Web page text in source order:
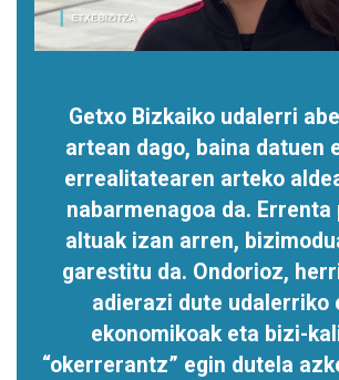
Getxo Bizkaiko udalerri
artean dago, baina datuen
errealitatearen arteko
nabarmenagoa da. Errenta
altuak izan arren,
garestitu da. Ondorioz,
adierazi dute udalerriko
ekonomikoak eta bizi-
“okerrerantz” egin dutela